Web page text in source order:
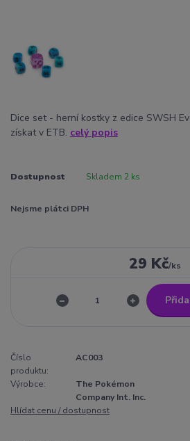
Dice set - herní kostky z edice SWSH
získat v ETB. celý popis
Dostupnost Skladem 2 ks
Nejsme plátci DPH
29 Kč/ks
Číslo
produktu:
AC003
Výrobce:
The Pokémon
Company Int. Inc.
Hlídat cenu / dostupnost